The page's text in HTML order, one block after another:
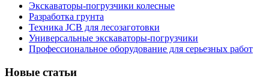
Экскаваторы-погрузчики колесные
Разработка грунта
Техника JCB для лесозаготовки
Универсальные экскаваторы-погрузчики
Профессиональное оборудование для серьезных работ
Новые статьи